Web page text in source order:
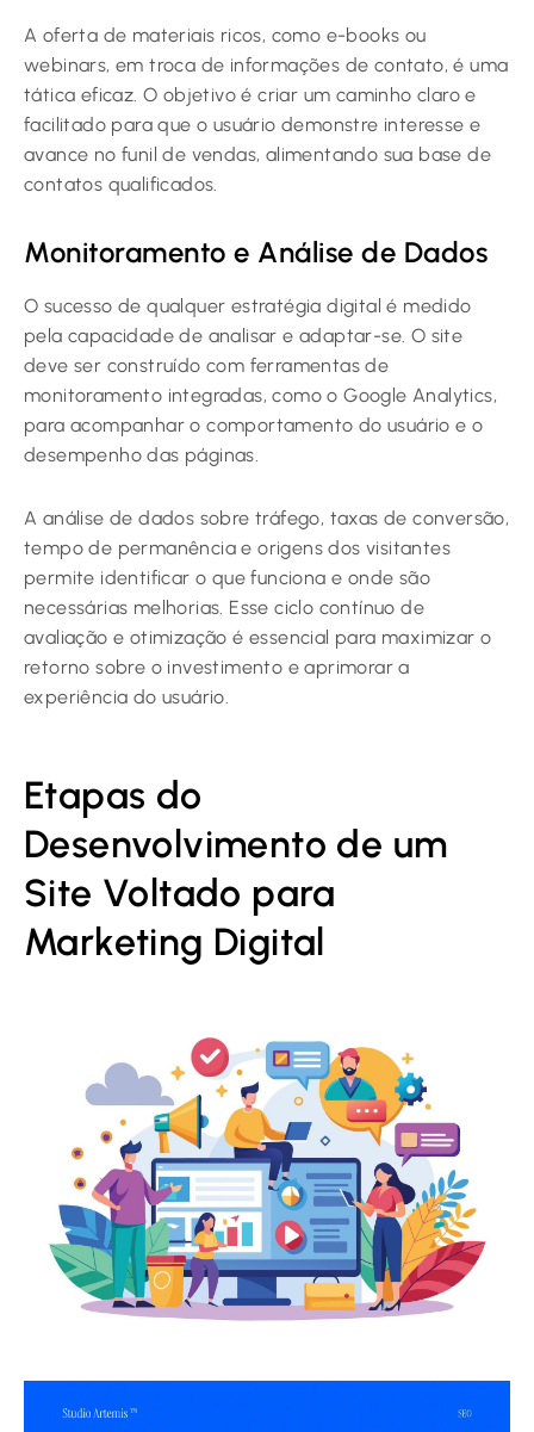
A oferta de materiais ricos, como e-books ou
webinars, em troca de informações de contato, é uma
tática eficaz. O objetivo é criar um caminho claro e
facilitado para que o usuário demonstre interesse e
avance no funil de vendas, alimentando sua base de
contatos qualificados.
Monitoramento e Análise de Dados
O sucesso de qualquer estratégia digital é medido
pela capacidade de analisar e adaptar-se. O site
deve ser construído com ferramentas de
monitoramento integradas, como o Google Analytics,
para acompanhar o comportamento do usuário e o
desempenho das páginas.
A análise de dados sobre tráfego, taxas de conversão,
tempo de permanência e origens dos visitantes
permite identificar o que funciona e onde são
necessárias melhorias. Esse ciclo contínuo de
avaliação e otimização é essencial para maximizar o
retorno sobre o investimento e aprimorar a
experiência do usuário.
Etapas do
Desenvolvimento de um
Site Voltado para
Marketing Digital